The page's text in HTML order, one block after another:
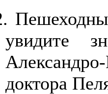
увидите
доктора